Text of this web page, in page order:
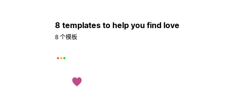
8 templates to help you find love
8 个模板